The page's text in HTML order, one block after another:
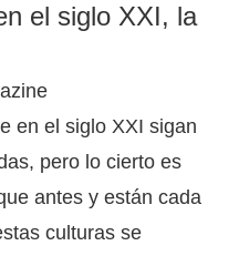
el siglo XXI, la
en el siglo XXI sigan
pero lo cierto es
antes y están cada
culturas se